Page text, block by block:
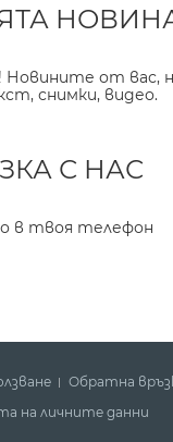
Новините от вас,
снимки, видео.
С НАС
в твоя телефон
Обратна
на личните данни